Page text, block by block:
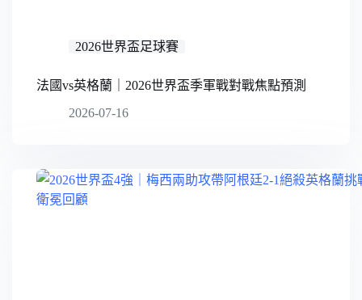
2026世界盃足球賽
法國vs英格蘭｜2026世界盃季軍戰對戰焦點預測
2026-07-16